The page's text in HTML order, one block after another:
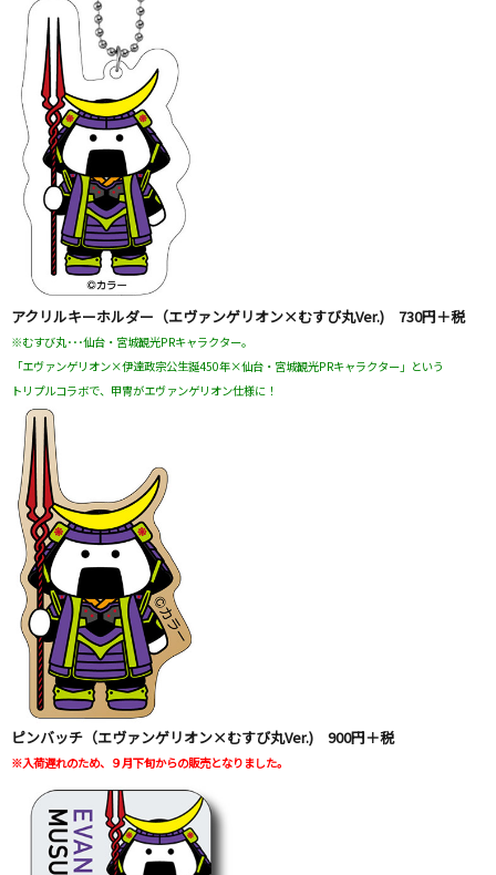
アクリルキーホルダー（エヴァンゲリオン×むすび丸Ver.) 730円＋税
※むすび丸･･･仙台・宮城観光PRキャラクター。
「エヴァンゲリオン×伊達政宗公生誕450年×仙台・宮城観光PRキャラクター」という
トリプルコラボで、甲冑がエヴァンゲリオン仕様に！
ピンバッチ（エヴァンゲリオン×むすび丸Ver.) 900円＋税
※入荷遅れのため、９月下旬からの販売となりました。